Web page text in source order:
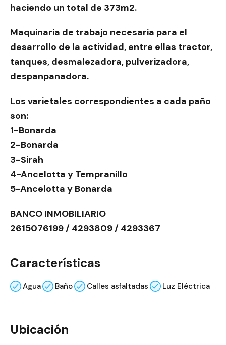
haciendo un total de 373m2.
Maquinaria de trabajo necesaria para el
desarrollo de la actividad, entre ellas tractor,
tanques, desmalezadora, pulverizadora,
despanpanadora.
Los varietales correspondientes a cada paño
son:
1-Bonarda
2-Bonarda
3-Sirah
4-Ancelotta y Tempranillo
5-Ancelotta y Bonarda
BANCO INMOBILIARIO
2615076199 / 4293809 / 4293367
Características
Agua Baño Calles asfaltadas Luz Eléctrica
Ubicación